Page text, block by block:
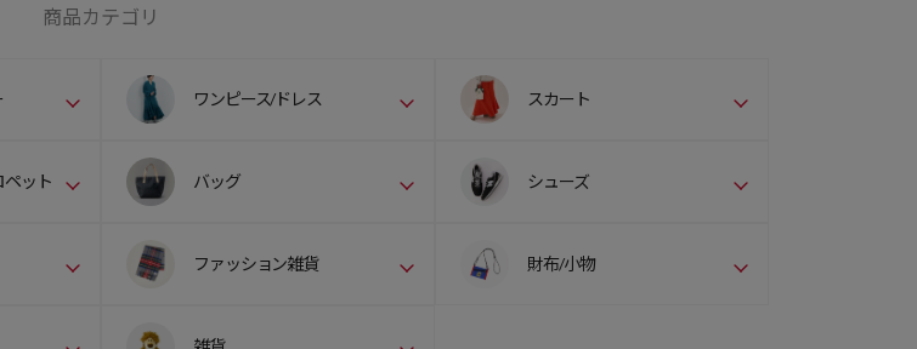
商品カテゴリ
ワンピース/ドレス スカート
ペット バッグ シューズ
ファッション雑貨 財布/小物